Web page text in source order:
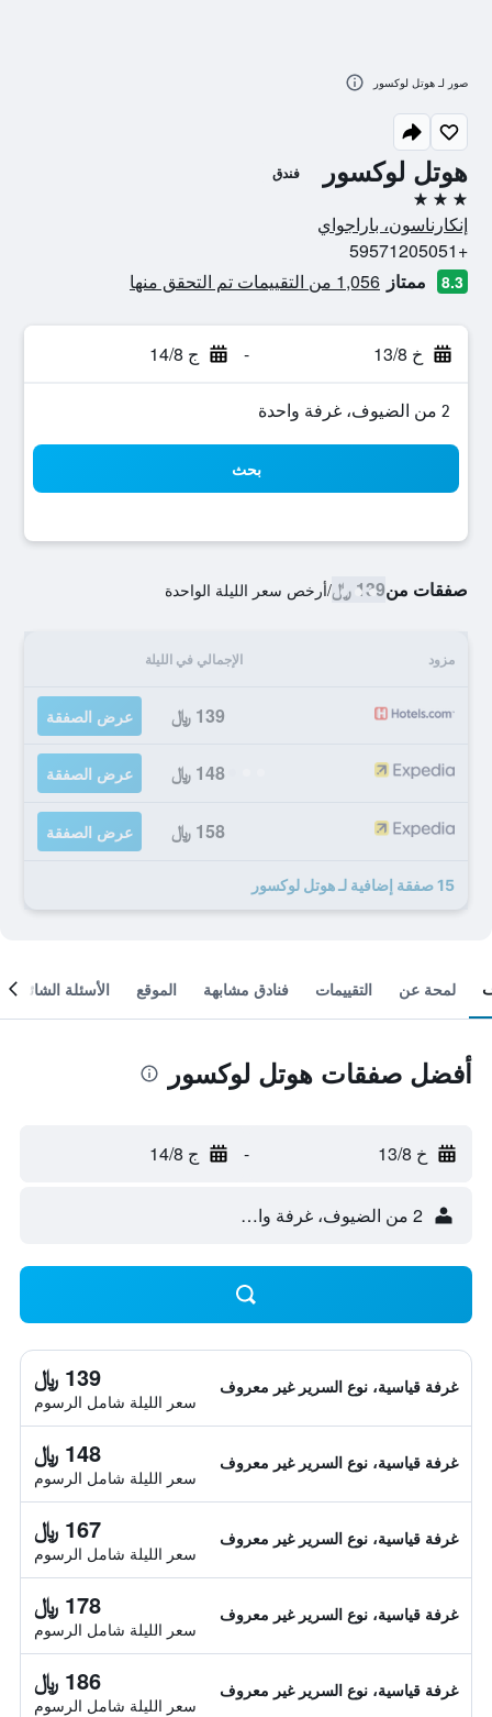
هوتل لوكسور فندق
3 نجوم
إنكارناسون، باراجواي
+59571205051
8.3 ممتاز 1,056 من التقييمات تم التحقق منها
خ 13/8 - ج 14/8
2 من الضيوف، غرفة واحدة
بحث
صفقات من139 ﷼ /أرخص سعر الليلة الواحدة
مزود الإجمالي في الليلة
139 ﷼ عرض الصفقة
148 ﷼ عرض الصفقة
158 ﷼ عرض الصفقة
15 صفقة إضافية لـ هوتل لوكسور
صور لـ هوتل لوكسور
لمحة عن التقييمات فنادق مشابهة الموقع الأسئلة الشائعة
أفضل صفقات هوتل لوكسور
خ 13/8 - ج 14/8
2 من الضيوف، غرفة واحدة
غرفة قياسية، نوع السرير غير معروف 139 ﷼
سعر الليلة شامل الرسوم
غرفة قياسية، نوع السرير غير معروف 148 ﷼
سعر الليلة شامل الرسوم
غرفة قياسية، نوع السرير غير معروف 167 ﷼
سعر الليلة شامل الرسوم
غرفة قياسية، نوع السرير غير معروف 178 ﷼
سعر الليلة شامل الرسوم
غرفة قياسية، نوع السرير غير معروف 186 ﷼
سعر الليلة شامل الرسوم